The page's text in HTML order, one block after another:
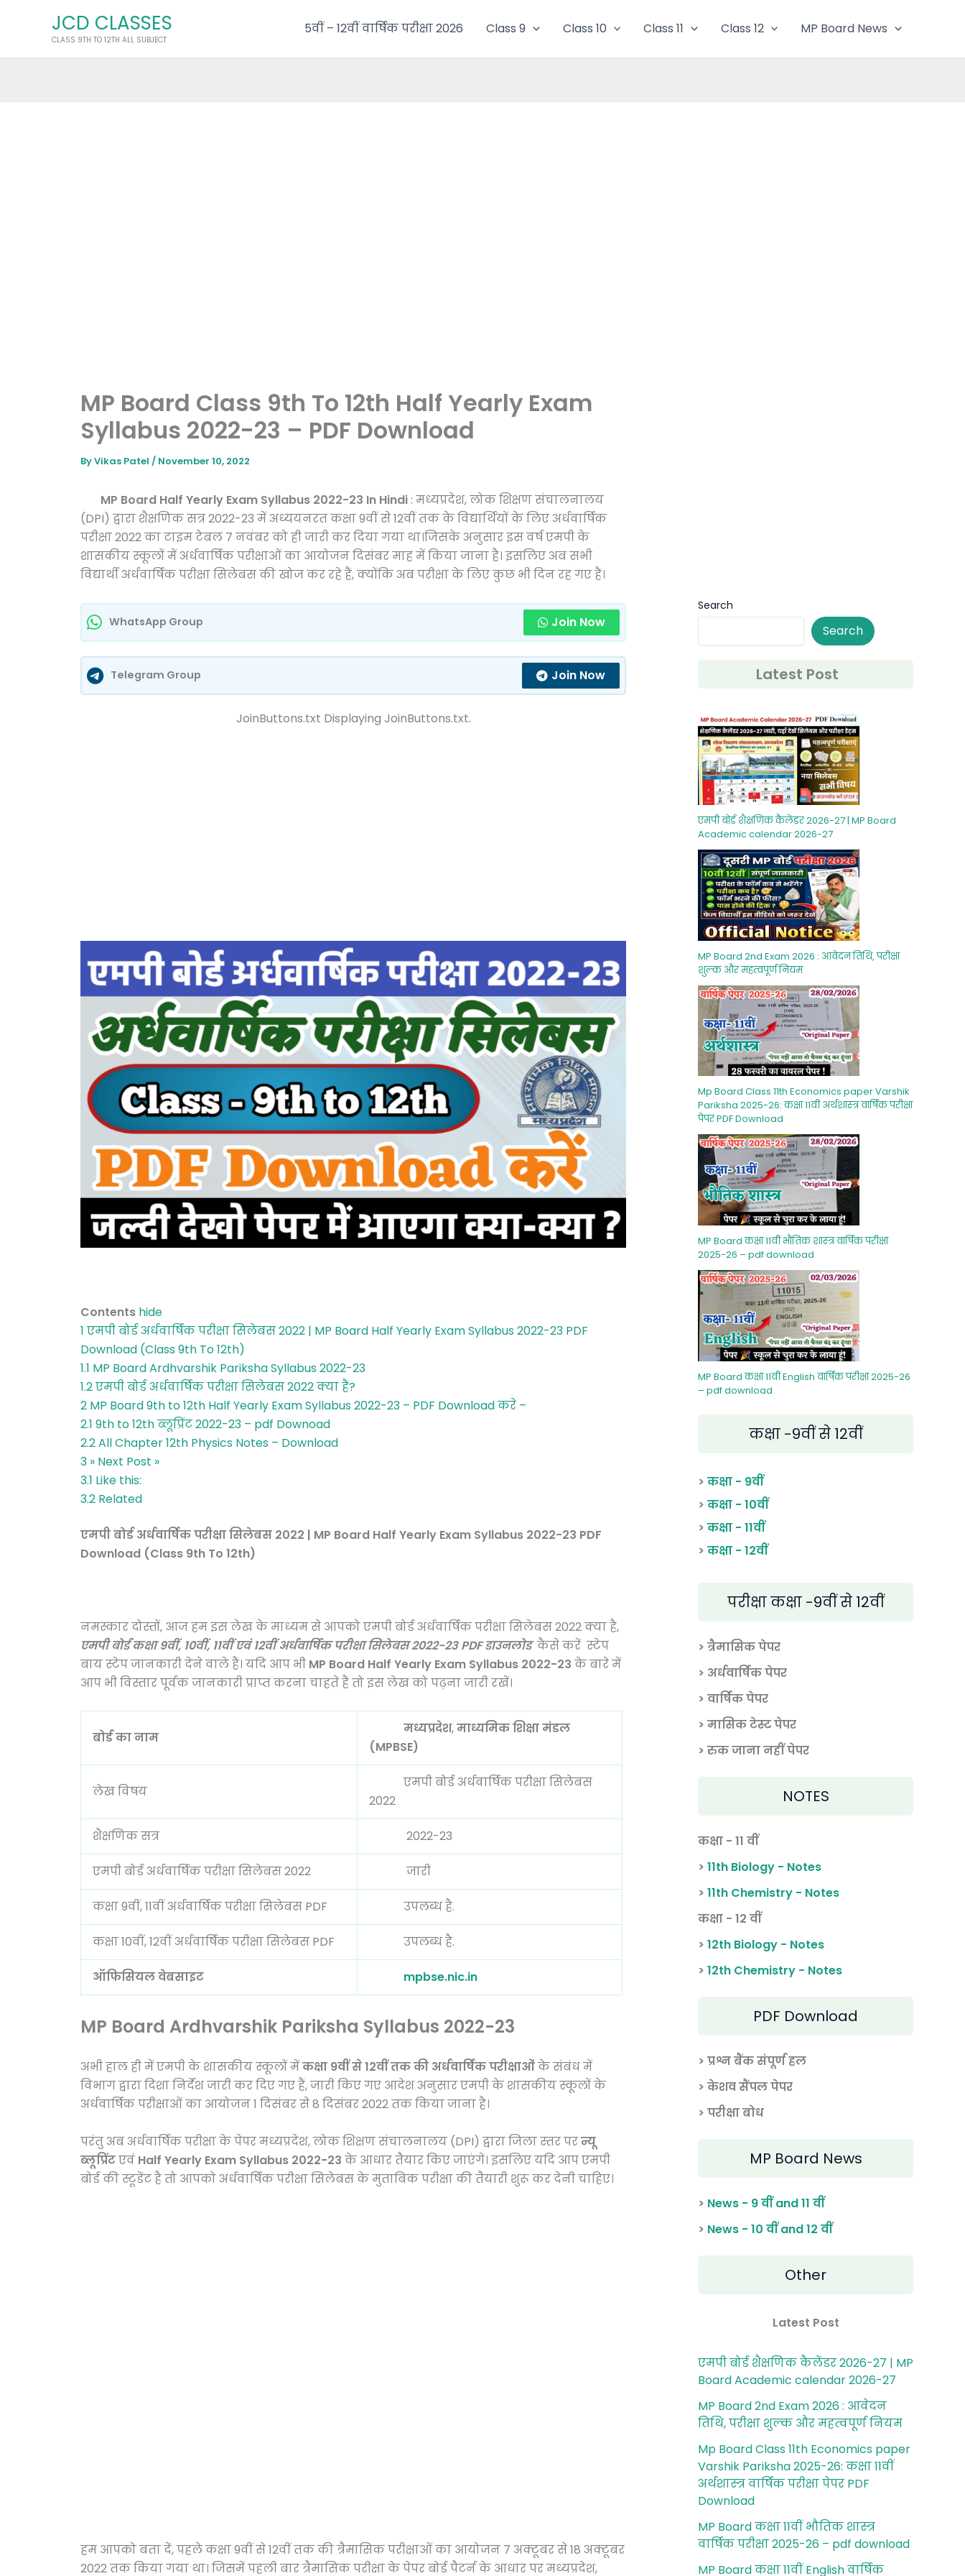
JCD CLASSES
CLASS 9TH TO 12TH ALL SUBJECT
5वीं – 12वीं वार्षिक परीक्षा 2026 Class 9 Class 10 Class 11 Class 12 MP Board News
MP Board Class 9th To 12th Half Yearly Exam
Syllabus 2022-23 – PDF Download
ByVikas Patel / November 10, 2022
MP Board Half Yearly Exam Syllabus 2022-23 In Hindi : मध्यप्रदेश, लोक शिक्षण संचालनालय
(DPI) द्वारा शैक्षणिक सत्र 2022-23 में अध्ययनरत कक्षा 9वीं से 12वीं तक के विद्यार्थियों के लिए अर्धवार्षिक
परीक्षा 2022 का टाइम टेबल 7 नवंबर को ही जारी कर दिया गया था।जिसके अनुसार इस वर्ष एमपी के
शासकीय स्कूलों में अर्धवार्षिक परीक्षाओं का आयोजन दिसंबर माह में किया जाना है। इसलिए अब सभी
विद्यार्थी अर्धवार्षिक परीक्षा सिलेबस की खोज कर रहे हैं, क्योंकि अब परीक्षा के लिए कुछ भी दिन रह गए हैं।
WhatsApp Group Join Now
Telegram Group Join Now
JoinButtons.txt Displaying JoinButtons.txt.
Contents hide
1 एमपी बोर्ड अर्धवार्षिक परीक्षा सिलेबस 2022 | MP Board Half Yearly Exam Syllabus 2022-23 PDF
Download (Class 9th To 12th)
1.1 MP Board Ardhvarshik Pariksha Syllabus 2022-23
1.2एमपी बोर्ड अर्धवार्षिक परीक्षा सिलेबस 2022 क्या हैं?
2 MP Board 9th to 12th Half Yearly Exam Syllabus 2022-23 – PDF Download करे –
2.1 9th to 12th ब्लूप्रिंट 2022-23 – pdf Downoad
2.2All Chapter 12th Physics Notes – Download
3 » Next Post »
3.1 Like this:
3.2 Related
एमपी बोर्ड अर्धवार्षिक परीक्षा सिलेबस 2022 | MP Board Half Yearly Exam Syllabus 2022-23 PDF
Download (Class 9th To 12th)
नमस्कार दोस्तों, आज हम इस लेख के माध्यम से आपको एमपी बोर्ड अर्धवार्षिक परीक्षा सिलेबस 2022 क्या है,
एमपी बोर्ड कक्षा 9वीं, 10वीं, 11वीं एवं 12वीं अर्धवार्षिक परीक्षा सिलेबस 2022-23 PDF डाउनलोडकैसे करें स्टेप
बाय स्टेप जानकारी देने वाले हैं। यदि आप भी MP Board Half Yearly Exam Syllabus 2022-23 के बारे में
आप भी विस्तार पूर्वक जानकारी प्राप्त करना चाहते हैं तो इस लेख को पढ़ना जारी रखें।
बोर्ड का नाम
मध्यप्रदेश,माध्यमिक शिक्षा मंडल
(MPBSE)
लेख विषय
एमपी बोर्ड अर्धवार्षिक परीक्षा सिलेबस
2022
शैक्षणिक सत्र 2022-23
एमपी बोर्ड अर्धवार्षिक परीक्षा सिलेबस 2022 जारी
कक्षा 9वीं, 11वीं अर्धवार्षिक परीक्षा सिलेबस PDF उपलब्ध है.
कक्षा 10वीं, 12वीं अर्धवार्षिक परीक्षा सिलेबस PDF उपलब्ध है.
ऑफिसियल वेबसाइट mpbse.nic.in
MP Board Ardhvarshik Pariksha Syllabus 2022-23
अभी हाल ही में एमपी के शासकीय स्कूलों मेंकक्षा 9वीं से 12वीं तक की अर्धवार्षिक परीक्षाओंके संबंध में
विभाग द्वारा दिशा निर्देश जारी कर दिए गए हैं, जारी किए गए आदेश अनुसार एमपी के शासकीय स्कूलों के
अर्धवार्षिक परीक्षाओं का आयोजन 1 दिसंबर से 8 दिसंबर 2022 तक किया जाना है।
परंतु अब अर्धवार्षिक परीक्षा के पेपर मध्यप्रदेश, लोक शिक्षण संचालनालय (DPI) द्वारा जिला स्तर परन्यू
ब्लूप्रिंटएवं Half Yearly Exam Syllabus 2022-23 के आधार तैयार किए जाएंगे। इसलिए यदि आप एमपी
बोर्ड की स्टूडेंट है तो आपको अर्धवार्षिक परीक्षा सिलेबस के मुताबिक परीक्षा की तैयारी शुरू कर देनी चाहिए।
हम आपको बता दें, पहले कक्षा 9वीं से 12वीं तक की त्रैमासिक परीक्षाओं का आयोजन 7 अक्टूबर से 18 अक्टूबर
2022 तक किया गया था। जिसमें पहली बार त्रैमासिक परीक्षा के पेपर बोर्ड पैटर्न के आधार पर मध्यप्रदेश,
Search
Search
Latest Post
एमपी बोर्ड शैक्षणिक कैलेंडर 2026-27 | MP Board
Academic calendar 2026-27
MP Board 2nd Exam 2026 : आवेदन तिथि, परीक्षा
शुल्‍क और महत्‍वपूर्ण नियम
Mp Board Class 11th Economics paper Varshik
Pariksha 2025-26: कक्षा 11वीं अर्थशास्‍त्र वार्षिक परीक्षा
पेपर PDF Download
MP Board कक्षा 11वीं भौतिक शास्‍त्र वार्षिक परीक्षा
2025-26 – pdf download
MP Board कक्षा 11वीं English वार्षिक परीक्षा 2025-26
– pdf download
कक्षा -9वीं से 12वीं
> कक्षा - 9वीं
> कक्षा - 10वीं
> कक्षा - 11वीं
> कक्षा - 12वीं
परीक्षा कक्षा -9वीं से 12वीं
> त्रैमासिक पेपर
> अर्धवार्षिक पेपर
> वार्षिक पेपर
> मासिक टेस्ट पेपर
> रुक जाना नहीं पेपर
NOTES
कक्षा - 11 वीं
> 11th Biology - Notes
> 11th Chemistry - Notes
कक्षा - 12 वीं
> 12th Biology - Notes
> 12th Chemistry - Notes
PDF Download
> प्रश्न बैंक संपूर्ण हल
> केशव सैंपल पेपर
> परीक्षा बोध
MP Board News
> News - 9 वीं and 11 वीं
> News - 10 वीं and 12 वीं
Other
Latest Post
एमपी बोर्ड शैक्षणिक कैलेंडर 2026-27 | MP
Board Academic calendar 2026-27
MP Board 2nd Exam 2026 : आवेदन
तिथि, परीक्षा शुल्‍क और महत्‍वपूर्ण नियम
Mp Board Class 11th Economics paper
Varshik Pariksha 2025-26: कक्षा 11वीं
अर्थशास्‍त्र वार्षिक परीक्षा पेपर PDF
Download
MP Board कक्षा 11वीं भौतिक शास्‍त्र
वार्षिक परीक्षा 2025-26 – pdf download
MP Board कक्षा 11वीं English वार्षिक